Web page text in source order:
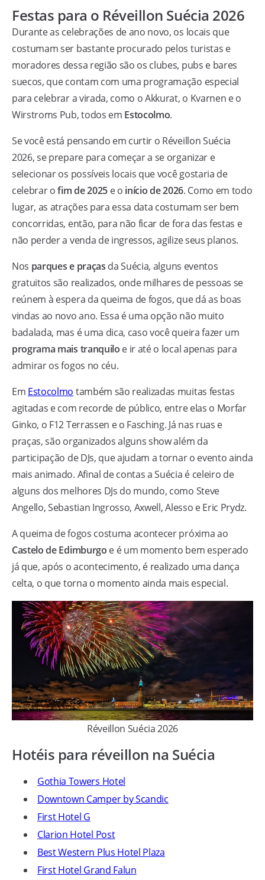
Festas para o Réveillon Suécia 2026
Durante as celebrações de ano novo, os locais que
costumam ser bastante procurado pelos turistas e
moradores dessa região são os clubes, pubs e bares
suecos, que contam com uma programação especial
para celebrar a virada, como o Akkurat, o Kvarnen e o
Wirstroms Pub, todos em Estocolmo.
Se você está pensando em curtir o Réveillon Suécia
2026, se prepare para começar a se organizar e
selecionar os possíveis locais que você gostaria de
celebrar ofim de 2025e o início de 2026. Como em todo
lugar, as atrações para essa data costumam ser bem
concorridas, então, para não ficar de fora das festas e
não perder a venda de ingressos, agilize seus planos.
Nos parques e praças da Suécia, alguns eventos
gratuitos são realizados, onde milhares de pessoas se
reúnem à espera da queima de fogos, que dá as boas
vindas ao novo ano. Essa é uma opção não muito
badalada, mas é uma dica, caso você queira fazer um
programa mais tranquilo e ir até o local apenas para
admirar os fogos no céu.
Em Estocolmo também são realizadas muitas festas
agitadas e com recorde de público, entre elas o Morfar
Ginko, o F12 Terrassen e o Fasching. Já nas ruas e
praças, são organizados alguns show além da
participação de DJs, que ajudam a tornar o evento ainda
mais animado. Afinal de contas a Suécia é celeiro de
alguns dos melhores DJs do mundo, como Steve
Angello, Sebastian Ingrosso, Axwell, Alesso e Eric Prydz.
A queima de fogos costuma acontecer próxima ao
Castelo de Edimburgo e é um momento bem esperado
já que, após o acontecimento, é realizado uma dança
celta, o que torna o momento ainda mais especial.
Réveillon Suécia 2026
Hotéis para réveillon na Suécia
Gothia Towers Hotel
Downtown Camper by Scandic
First Hotel G
Clarion Hotel Post
Best Western Plus Hotel Plaza
First Hotel Grand Falun